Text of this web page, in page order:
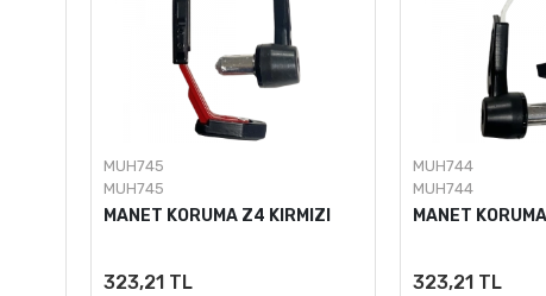
MUH745
MUH745
MANET KORUMA Z4 KIRMIZI
323,21 TL
MUH744
MUH744
MANET
323,21 TL